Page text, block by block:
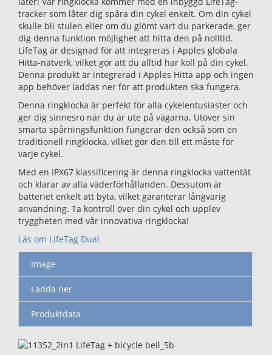
tracker som låter dig spåra din cykel enkelt. Om din cykel
skulle bli stulen eller om du glömt vart du parkerade, ger
dig denna funktion möjlighet att hitta den på nolltid.
LifeTag är designad för att integreras i Apples globala
Hitta-nätverk, vilket gör att du alltid har koll på din cykel.
Denna produkt är integrerad i Apples Hitta app och ingen
app behöver laddas ner för att produkten ska fungera.
Denna ringklocka är perfekt för alla cykelentusiaster och
ger dig sinnesro när du är ute på vägarna. Utöver sin
smarta spårningsfunktion fungerar den också som en
traditionell ringklocka, vilket gör den till ett måste för
varje cykel.
Med en IPX67 klassificering är denna ringklocka vattentät
och klarar av alla väderförhållanden. Dessutom är
batteriet enkelt att byta, vilket garanterar långvarig
användning. Ta kontroll över din cykel och upplev
tryggheten med vår innovativa ringklocka!
Läs om LifeTag Dual
Image
Ladda ner
Produktdata